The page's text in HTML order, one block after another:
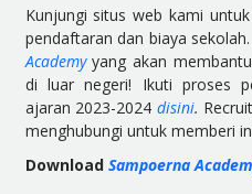
Kunjungi situs web kami
pendaftaran dan biaya
Academyyang akan
di luar negeri! Ikuti proses
ajaran 2023-2024 disini.
menghubungi untuk memberi
Download Sampoerna